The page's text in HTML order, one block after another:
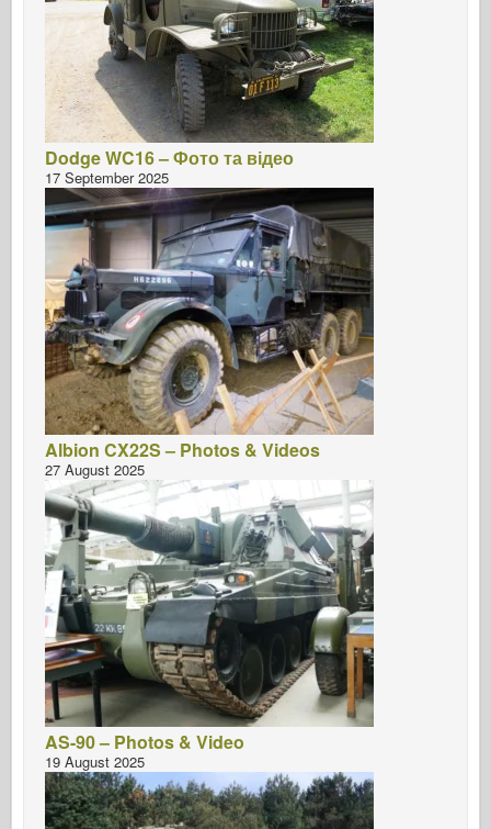
Dodge WC16 – Фото та відео
17 September 2025
Albion CX22S – Photos & Videos
27 August 2025
AS-90 – Photos & Video
19 August 2025